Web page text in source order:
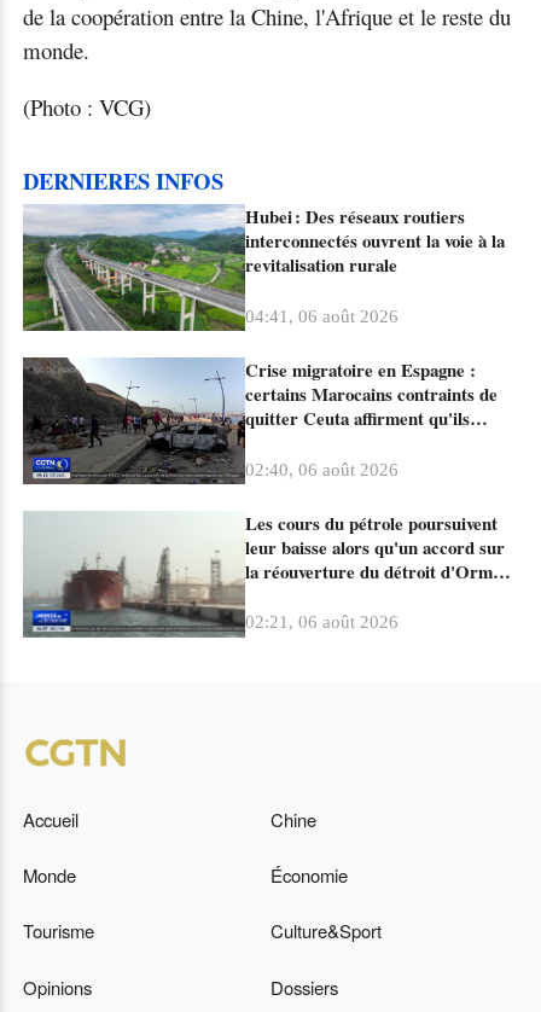
de la coopération entre la Chine, l'Afrique et le reste du
monde.
(Photo : VCG)
DERNIERES INFOS
Hubei : Des réseaux routiers
interconnectés ouvrent la voie à la
revitalisation rurale
04:41, 06 août 2026
Crise migratoire en Espagne :
certains Marocains contraints de
quitter Ceuta affirment qu'ils
02:40, 06 août 2026
Les cours du pétrole poursuivent
leur baisse alors qu'un accord sur
la réouverture du détroit d'Ormuz
02:21, 06 août 2026
Accueil Chine
Monde Économie
Tourisme Culture&Sport
Opinions Dossiers